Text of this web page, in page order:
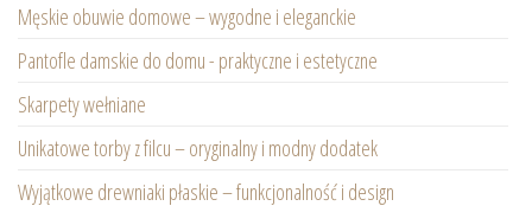
Męskie obuwie domowe – wygodne i eleganckie
Pantofle damskie do domu - praktyczne i estetyczne
Skarpety wełniane
Unikatowe torby z filcu – oryginalny i modny dodatek
Wyjątkowe drewniaki płaskie – funkcjonalność i design